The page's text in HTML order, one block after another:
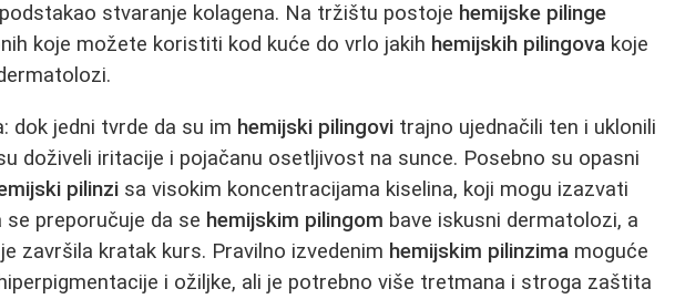
stvaranje kolagena. Na tržištu postoje hemijske pilinge
koje možete koristiti kod kuće do vrlo jakih hemijskih pilingova koje
dok jedni tvrde da su im hemijski pilingovi trajno ujednačili ten i uklonili
doživeli iritacije i pojačanu osetljivost na sunce. Posebno su opasni
pilinzi sa visokim koncentracijama kiselina, koji mogu izazvati
preporučuje da se hemijskim pilingom bave iskusni dermatolozi, a
završila kratak kurs. Pravilno izvedenim hemijskim pilinzima moguće
i ožiljke, ali je potrebno više tretmana i stroga zaštita